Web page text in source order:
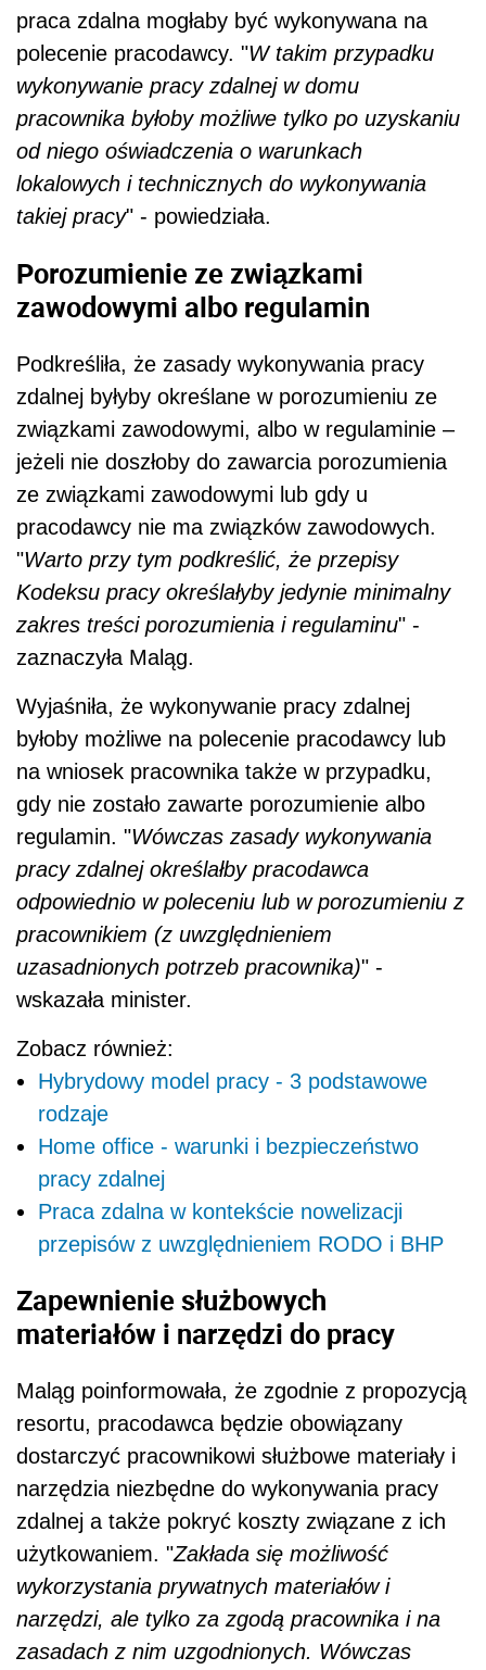
praca zdalna mogłaby być wykonywana na
polecenie pracodawcy. "W takim przypadku
wykonywanie pracy zdalnej w domu
pracownika byłoby możliwe tylko po uzyskaniu
od niego oświadczenia o warunkach
lokalowych i technicznych do wykonywania
takiej pracy" - powiedziała.
Porozumienie ze związkami
zawodowymi albo regulamin
Podkreśliła, że zasady wykonywania pracy
zdalnej byłyby określane w porozumieniu ze
związkami zawodowymi, albo w regulaminie –
jeżeli nie doszłoby do zawarcia porozumienia
ze związkami zawodowymi lub gdy u
pracodawcy nie ma związków zawodowych.
"Warto przy tym podkreślić, że przepisy
Kodeksu pracy określałyby jedynie minimalny
zakres treści porozumienia i regulaminu" -
zaznaczyła Maląg.
Wyjaśniła, że wykonywanie pracy zdalnej
byłoby możliwe na polecenie pracodawcy lub
na wniosek pracownika także w przypadku,
gdy nie zostało zawarte porozumienie albo
regulamin. "Wówczas zasady wykonywania
pracy zdalnej określałby pracodawca
odpowiednio w poleceniu lub w porozumieniu z
pracownikiem (z uwzględnieniem
uzasadnionych potrzeb pracownika)" -
wskazała minister.
Zobacz również:
Hybrydowy model pracy - 3 podstawowe
rodzaje
Home office - warunki i bezpieczeństwo
pracy zdalnej
Praca zdalna w kontekście nowelizacji
przepisów z uwzględnieniem RODO i BHP
Zapewnienie służbowych
materiałów i narzędzi do pracy
Maląg poinformowała, że zgodnie z propozycją
resortu, pracodawca będzie obowiązany
dostarczyć pracownikowi służbowe materiały i
narzędzia niezbędne do wykonywania pracy
zdalnej a także pokryć koszty związane z ich
użytkowaniem. "Zakłada się możliwość
wykorzystania prywatnych materiałów i
narzędzi, ale tylko za zgodą pracownika i na
zasadach z nim uzgodnionych. Wówczas